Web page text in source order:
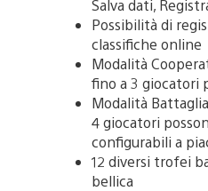
Salva dati,
Possibilità di
classifiche online
Modalità
fino a 3 giocatori
Modalità
4 giocatori
configurabili a
12 diversi trofei
bellica